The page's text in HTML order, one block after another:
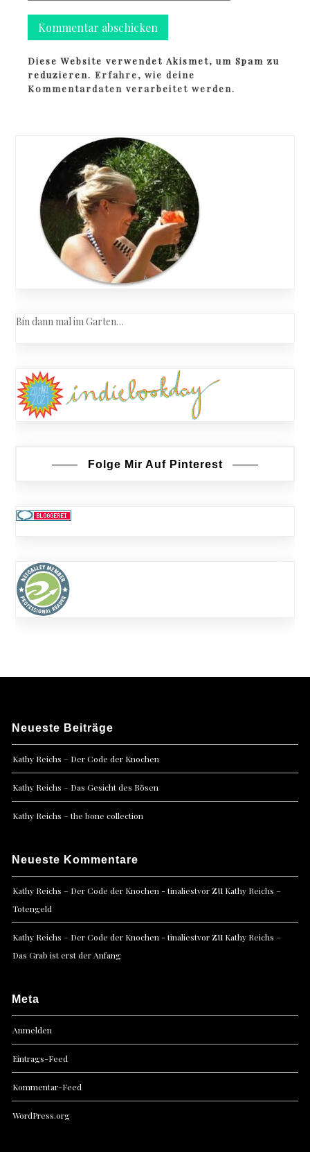
Diese Website verwendet Akismet, um Spam zu
reduzieren.Erfahre, wie deine
Kommentardaten verarbeitet werden.
Bin dann mal im Garten…
Folge Mir Auf Pinterest
Neueste Beiträge
Kathy Reichs – Der Code der Knochen
Kathy Reichs – Das Gesicht des Bösen
Kathy Reichs – the bone collection
Neueste Kommentare
Kathy Reichs – Der Code der Knochen - tinaliestvorzu Kathy Reichs –
Totengeld
Kathy Reichs – Der Code der Knochen - tinaliestvorzu Kathy Reichs –
Das Grab ist erst der Anfang
Meta
Anmelden
Eintrags-Feed
Kommentar-Feed
WordPress.org